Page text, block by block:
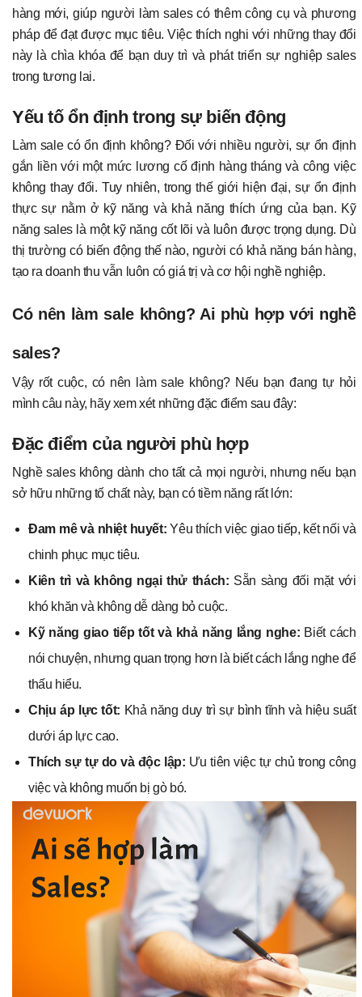
hàng mới, giúp người làm sales có thêm công cụ và phương
pháp để đạt được mục tiêu. Việc thích nghi với những thay đổi
này là chìa khóa để bạn duy trì và phát triển sự nghiệp sales
trong tương lai.
Yếu tố ổn định trong sự biến động
Làm sale có ổn định không? Đối với nhiều người, sự ổn định
gắn liền với một mức lương cố định hàng tháng và công việc
không thay đổi. Tuy nhiên, trong thế giới hiện đại, sự ổn định
thực sự nằm ở kỹ năng và khả năng thích ứng của bạn. Kỹ
năng sales là một kỹ năng cốt lõi và luôn được trọng dụng. Dù
thị trường có biến động thế nào, người có khả năng bán hàng,
tạo ra doanh thu vẫn luôn có giá trị và cơ hội nghề nghiệp.
Có nên làm sale không? Ai phù hợp với nghề
sales?
Vậy rốt cuộc, có nên làm sale không? Nếu bạn đang tự hỏi
mình câu này, hãy xem xét những đặc điểm sau đây:
Đặc điểm của người phù hợp
Nghề sales không dành cho tất cả mọi người, nhưng nếu bạn
sở hữu những tố chất này, bạn có tiềm năng rất lớn:
Đam mê và nhiệt huyết: Yêu thích việc giao tiếp, kết nối và
chinh phục mục tiêu.
Kiên trì và không ngại thử thách: Sẵn sàng đối mặt với
khó khăn và không dễ dàng bỏ cuộc.
Kỹ năng giao tiếp tốt và khả năng lắng nghe: Biết cách
nói chuyện, nhưng quan trọng hơn là biết cách lắng nghe để
thấu hiểu.
Chịu áp lực tốt: Khả năng duy trì sự bình tĩnh và hiệu suất
dưới áp lực cao.
Thích sự tự do và độc lập: Ưu tiên việc tự chủ trong công
việc và không muốn bị gò bó.